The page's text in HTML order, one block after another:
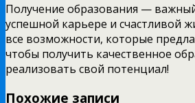
Получение образования —
успешной карьере и счастливой
все возможности, которые
чтобы получить качественное
реализовать свой потенциал!
Похожие записи